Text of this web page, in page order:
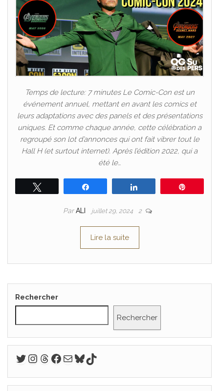
Temps de lecture: 7 minutes Le Comic-Con est un
événement annuel, mettant en avant les comics et
leurs adaptations avec des panels et des présentations
uniques. Et comme chaque année, cette célébration a
regroupé son lot d’annonces qui ont fait vibrer tout le
Hall H (et surtout internet). Après l’édition 2022, qui a
été le…
ParALI juillet 29, 2024 2
Lire la suite
Rechercher
Rechercher
Twitter
Instagram
Threads
Facebook
E-mail
Bluesky
TikTok